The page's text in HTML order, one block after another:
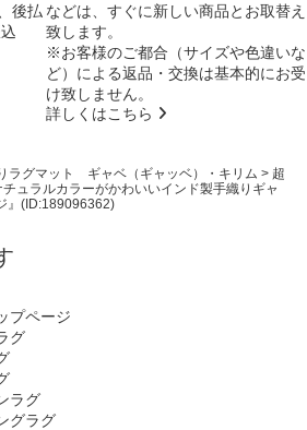
後払 などは、すぐに新しい商品とお取替え
致します。
※お客様のご都合（サイズや色違いな
ど）による返品・交換は基本的にお受
け致しません。
詳しくはこちら
ラグマット ギャベ（ギャッベ）・キリム > 超
ュラルカラーがかわいいインド製手織りギャ
』(ID:189096362)
プページ
グ
ラグ
グラグ